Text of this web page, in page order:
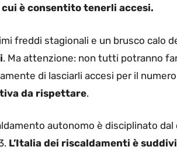
è consentito tenerli accesi.
freddi stagionali e un brusco calo
. Ma attenzione: non tutti potranno
di lasciarli accesi per il
da rispettare.
autonomo è disciplinato
L’Italia dei riscaldamenti è